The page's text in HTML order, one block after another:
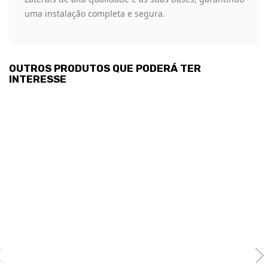
uma instalação completa e segura.
OUTROS PRODUTOS QUE PODERÁ TER
INTERESSE